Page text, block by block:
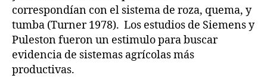
correspondían con el sistema de roza, quema, y
tumba (Turner 1978). Los estudios de Siemens y
Puleston fueron un estimulo para buscar
evidencia de sistemas agrícolas más
productivas.